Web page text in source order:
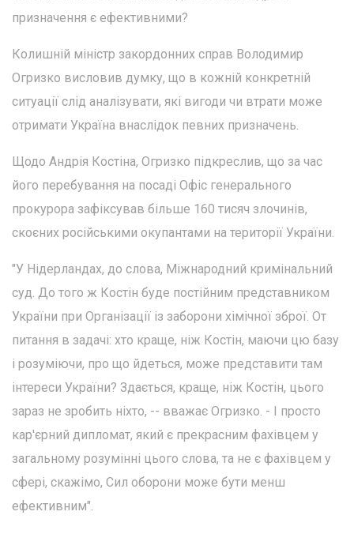
призначення є ефективними?
Колишній міністр закордонних справ Володимир
Огризко висловив думку, що в кожній конкретній
ситуації слід аналізувати, які вигоди чи втрати може
отримати Україна внаслідок певних призначень.
Щодо Андрія Костіна, Огризко підкреслив, що за час
його перебування на посаді Офіс генерального
прокурора зафіксував більше 160 тисяч злочинів,
скоєних російськими окупантами на території України.
"У Нідерландах, до слова, Міжнародний кримінальний
суд. До того ж Костін буде постійним представником
України при Організації із заборони хімічної зброї. От
питання в задачі: хто краще, ніж Костін, маючи цю базу
і розуміючи, про що йдеться, може представити там
інтереси України? Здається, краще, ніж Костін, цього
зараз не зробить ніхто, -- вважає Огризко. - І просто
кар'єрний дипломат, який є прекрасним фахівцем у
загальному розумінні цього слова, та не є фахівцем у
сфері, скажімо, Сил оборони може бути менш
ефективним".